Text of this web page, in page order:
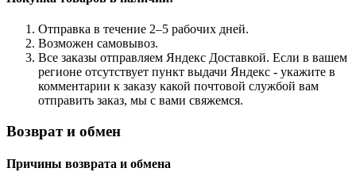
Отправка в течение 2–5 рабочих дней.
Возможен самовывоз.
Все заказы отправляем Яндекс Доставкой. Если в вашем
регионе отсутствует пункт выдачи Яндекс - укажите в
комментарии к заказу какой почтовой службой вам
отправить заказ, мы с вами свяжемся.
Возврат и обмен
Причины возврата и обмена